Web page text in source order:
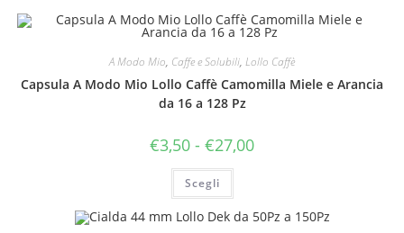
A Modo Mio, Caffe e Solubili, Lollo Caffè
Capsula A Modo Mio Lollo Caffè Camomilla Miele e Arancia
da 16 a 128 Pz
€3,50 - €27,00Fascia
€27,00
Scegli
Questo
ha
più
varianti.